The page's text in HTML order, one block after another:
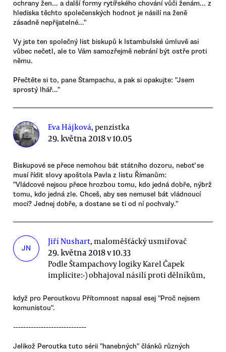
ochrany žen... a další formy rytířského chování vůči ženám... z
hlediska těchto společenských hodnot je násilí na ženě
zásadně nepřijatelné..."
Vy jste ten společný list biskupů k Istambulské úmluvě asi
vůbec nečetl, ale to Vám samozřejmě nebrání být ostře proti
němu.
Přečtěte si to, pane Štampachu, a pak si opakujte: "Jsem
sprostý lhář..."
Eva Hájková, penzistka
29. května 2018 v 10.05
Biskupové se přece nemohou bát státního dozoru, neboť se
musí řídit slovy apoštola Pavla z listu Římanům:
"Vládcové nejsou přece hrozbou tomu, kdo jedná dobře, nýbrž
tomu, kdo jedná zle. Chceš, aby ses nemusel bát vládnoucí
moci? Jednej dobře, a dostane se ti od ní pochvaly."
JN
Jiří Nushart, maloměšťácký usmiřovač
29. května 2018 v 10.33
Podle Štampachovy logiky Karel Čapek
implicite:-) obhajoval násilí proti dělníkům,
když pro Peroutkovu Přítomnost napsal esej "Proč nejsem
komunistou".
-----------------------------
Jelikož Peroutka tuto sérii "hanebných" článků různých